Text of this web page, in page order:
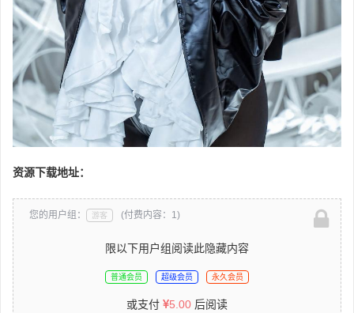
资源下载地址：
您的用户组： 游客 (付费内容：1)
限以下用户组阅读此隐藏内容
普通会员 超级会员 永久会员
或支付 5.00 后阅读